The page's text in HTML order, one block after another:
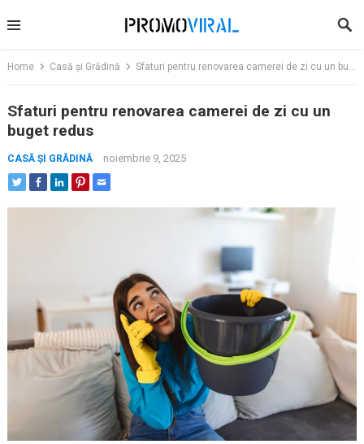
to
Home Casă și Grădină Sfaturi pentru renovarea camerei de zi cu un buget redus
Sfaturi pentru renovarea camerei de zi cu un
buget redus
CASĂ ȘI GRĂDINĂ noiembrie 9, 2025